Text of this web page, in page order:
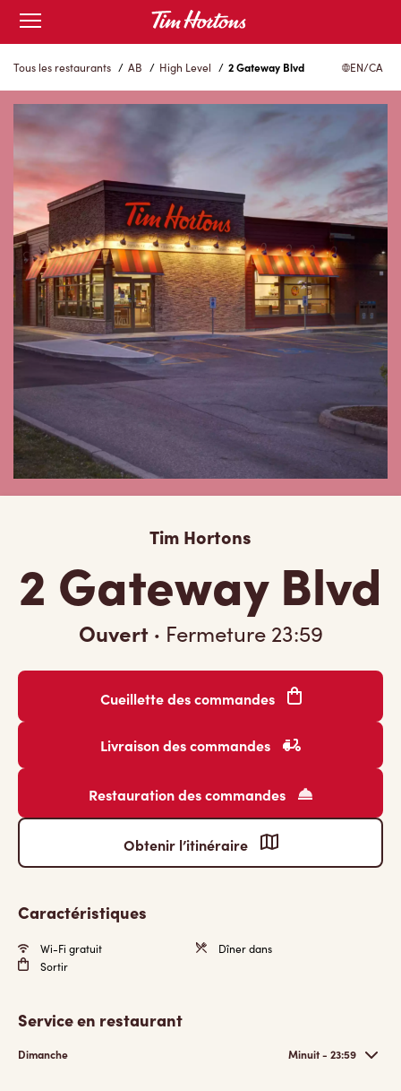
Skip
Content
Open
mobile
menu
Tous les restaurants / AB / High Level / 2 Gateway Blvd EN/CA
Tim Hortons
2 Gateway Blvd
Ouvert · Fermeture 23:59
Cueillette des commandes
Livraison des commandes
Restauration des commandes
Obtenir l’itinéraire
Caractéristiques
Wi-Fi gratuit
Dîner dans
Sortir
Service en restaurant
Dimanche Minuit - 23:59